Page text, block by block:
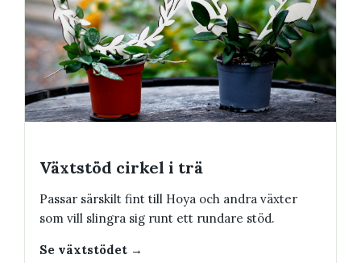
Växtstöd cirkel i trä
Passar särskilt fint till Hoya och andra växter
som vill slingra sig runt ett rundare stöd.
Se växtstödet →